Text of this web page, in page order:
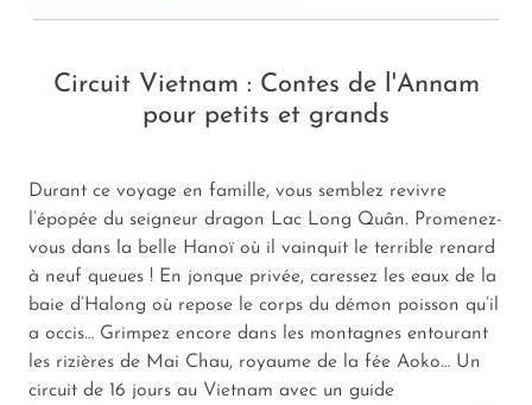
Circuit Vietnam : Contes de l'Annam
pour petits et grands
Durant ce voyage en famille, vous semblez revivre
l’épopée du seigneur dragon Lac Long Quân. Promenez-
vous dans la belle Hanoï où il vainquit le terrible renard
à neuf queues ! En jonque privée, caressez les eaux de la
baie d’Halong où repose le corps du démon poisson qu’il
a occis… Grimpez encore dans les montagnes entourant
les rizières de Mai Chau, royaume de la fée Aoko… Un
circuit de 16 jours au Vietnam avec un guide